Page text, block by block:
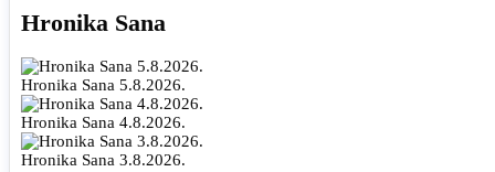
Hronika Sana
Hronika Sana 5.8.2026.
Hronika Sana 4.8.2026.
Hronika Sana 3.8.2026.